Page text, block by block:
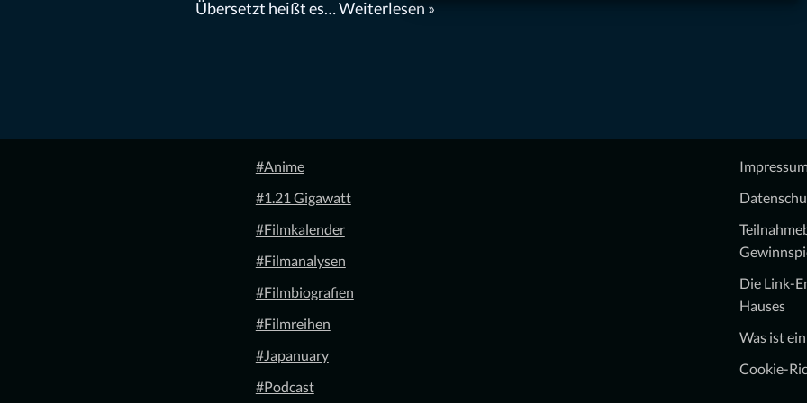
Übersetzt heißt es…Weiterlesen »
#Anime
#1.21 Gigawatt
#Filmkalender
#Filmanalysen
#Filmbiografien
#Filmreihen
#Japanuary
#Podcast
Die Link-
Hauses
Was ist
Cookie-